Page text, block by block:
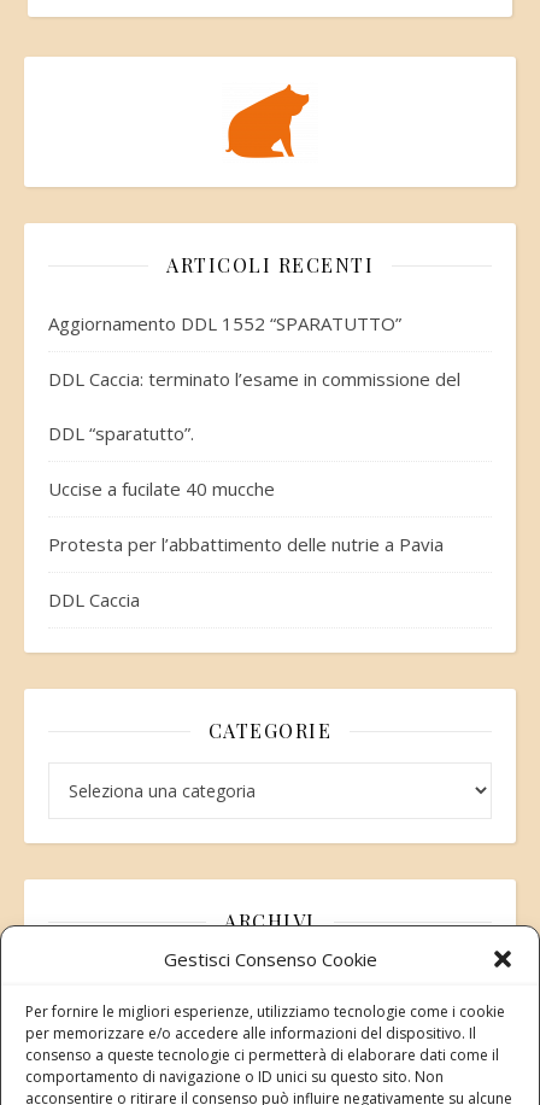
Gestisci Consenso Cookie
Per fornire le migliori esperienze, utilizziamo tecnologie come i cookie
per memorizzare e/o accedere alle informazioni del dispositivo. Il
consenso a queste tecnologie ci permetterà di elaborare dati come il
comportamento di navigazione o ID unici su questo sito. Non
acconsentire o ritirare il consenso può influire negativamente su alcune
ARTICOLI RECENTI
Aggiornamento DDL 1552 “SPARATUTTO”
DDL Caccia: terminato l’esame in commissione del
DDL “sparatutto”.
Uccise a fucilate 40 mucche
Protesta per l’abbattimento delle nutrie a Pavia
DDL Caccia
CATEGORIE
ARCHIVI